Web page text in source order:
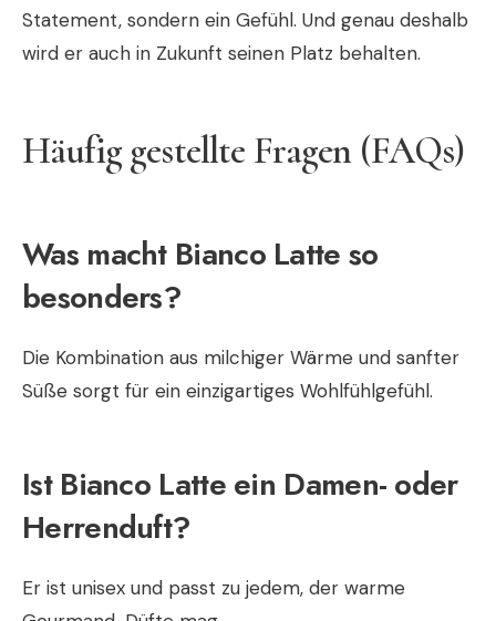
Statement, sondern ein Gefühl. Und genau deshalb
wird er auch in Zukunft seinen Platz behalten.
Häufig gestellte Fragen (FAQs)
Was macht Bianco Latte so
besonders?
Die Kombination aus milchiger Wärme und sanfter
Süße sorgt für ein einzigartiges Wohlfühlgefühl.
Ist Bianco Latte ein Damen- oder
Herrenduft?
Er ist unisex und passt zu jedem, der warme